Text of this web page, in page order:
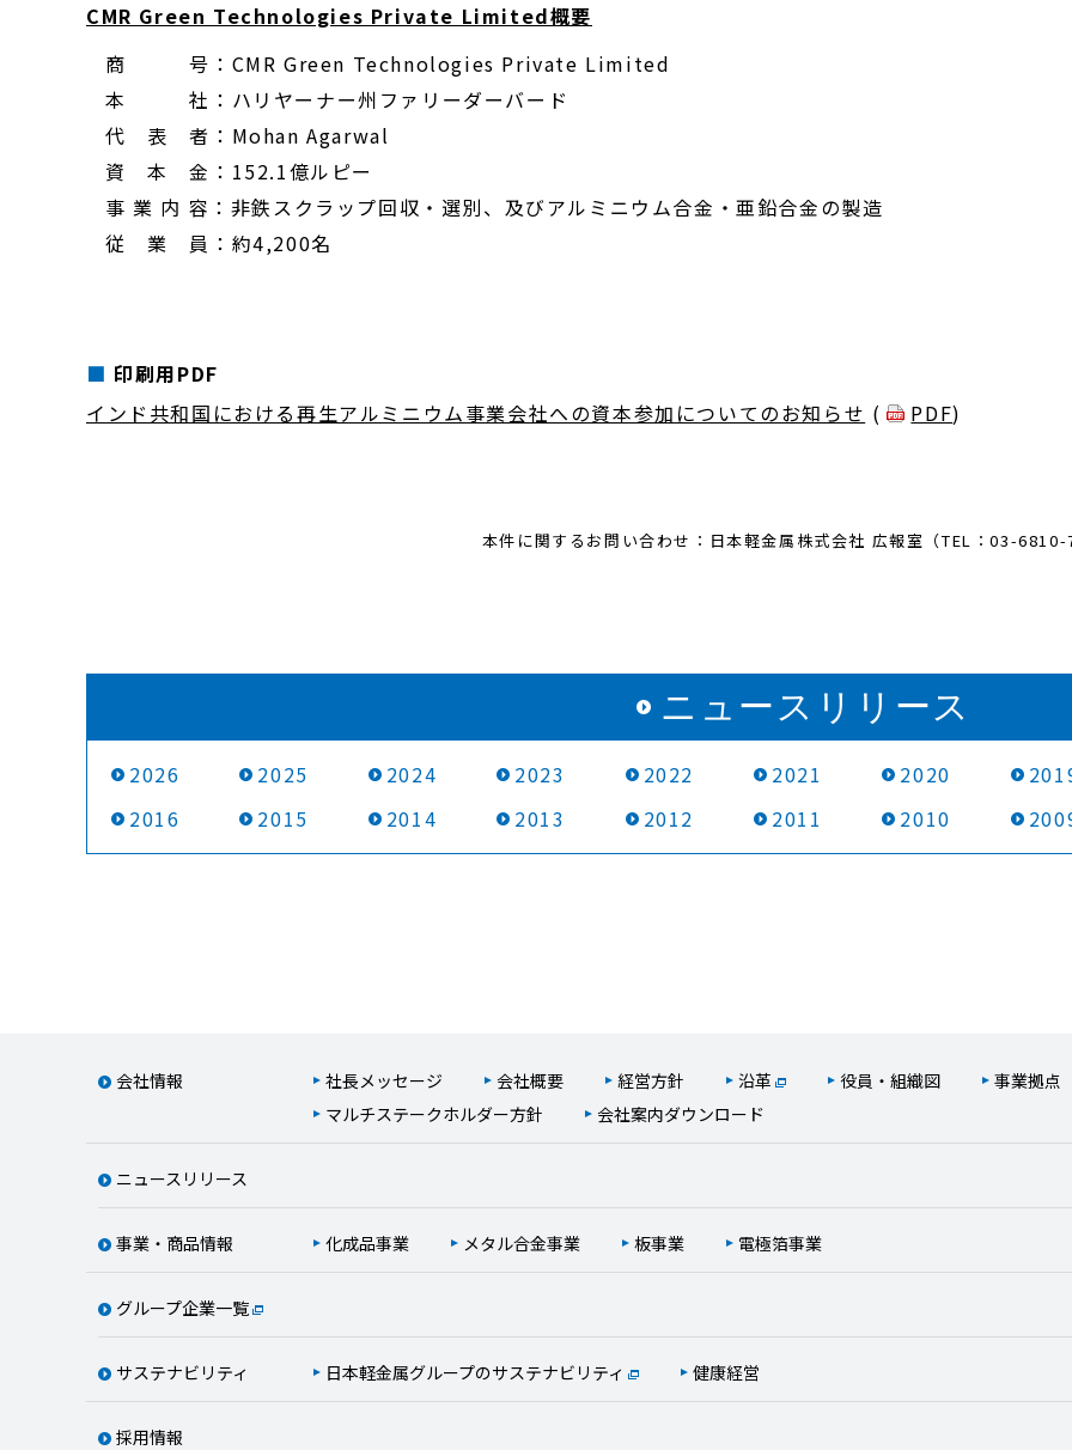
CMR Green Technologies Private Limited概要
商 号：CMR Green Technologies Private Limited
本 社：ハリヤーナー州ファリーダーバード
代 表 者：Mohan Agarwal
資 本 金：152.1億ルピー
事 業 内 容：非鉄スクラップ回収・選別、及びアルミニウム合金・亜鉛合金の製造
従 業 員：約4,200名
印刷用PDF
インド共和国における再生アルミニウム事業会社への資本参加についてのお知らせ ( PDF)
本件に関するお問い合わせ：日本軽金属株式会社 広報室（TEL：03-
ニュースリリース
2026 2025 2024 2023 2022 2021 2020
2016
2015 2014 2013 2012 2011 2010
会社情報 社長メッセージ 会社概要 経営方針 沿革 役員・組織図
事業拠点
マルチステークホルダー方針
会社案内ダウンロード
ニュースリリース
事業・商品情報 化成品事業 メタル合金事業 板事業 電極箔事業
グループ企業一覧
サステナビリティ 日本軽金属グループのサステナビリティ 健康経営
採用情報